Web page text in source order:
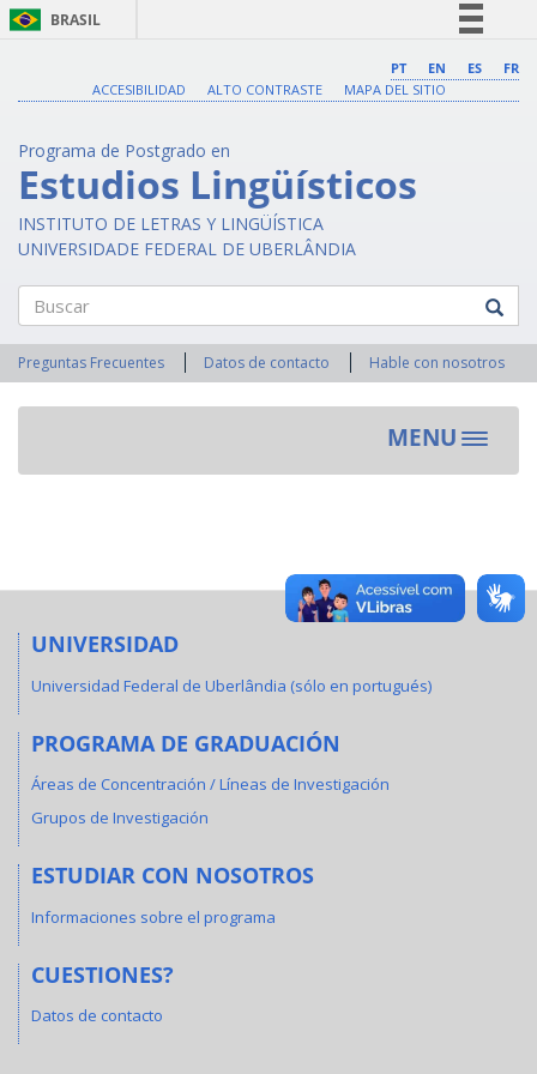
BRASIL
Comunica BR
Acesso à informação
Legislação
PT EN ES
FR
ACCESIBILIDAD
ALTO CONTRASTE MAPA DEL SITIO
Programa de Postgrado en
Estudios Lingüísticos
INSTITUTO DE LETRAS Y LINGÜÍSTICA
UNIVERSIDADE FEDERAL DE UBERLÂNDIA
Buscar
Preguntas Frecuentes Datos de contacto Hable con nosotros
MENU
Toggle
UNIVERSIDAD
Universidad Federal de Uberlândia (sólo en portugués)
PROGRAMA DE GRADUACIÓN
Áreas de Concentración / Líneas de Investigación
Grupos de Investigación
ESTUDIAR CON NOSOTROS
Informaciones sobre el programa
CUESTIONES?
Datos de contacto